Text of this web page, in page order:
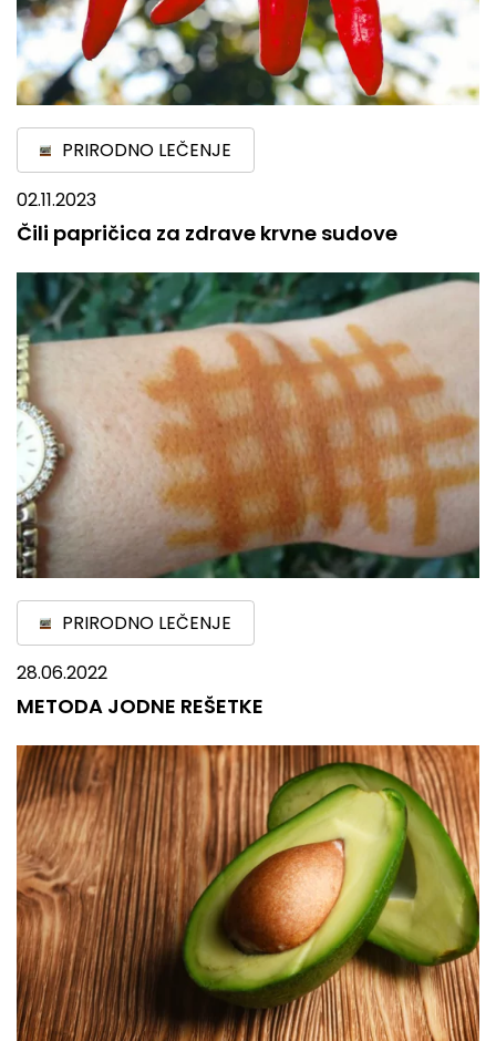
PRIRODNO LEČENJE
02.11.2023
Čili papričica za zdrave krvne sudove
PRIRODNO LEČENJE
28.06.2022
METODA JODNE REŠETKE